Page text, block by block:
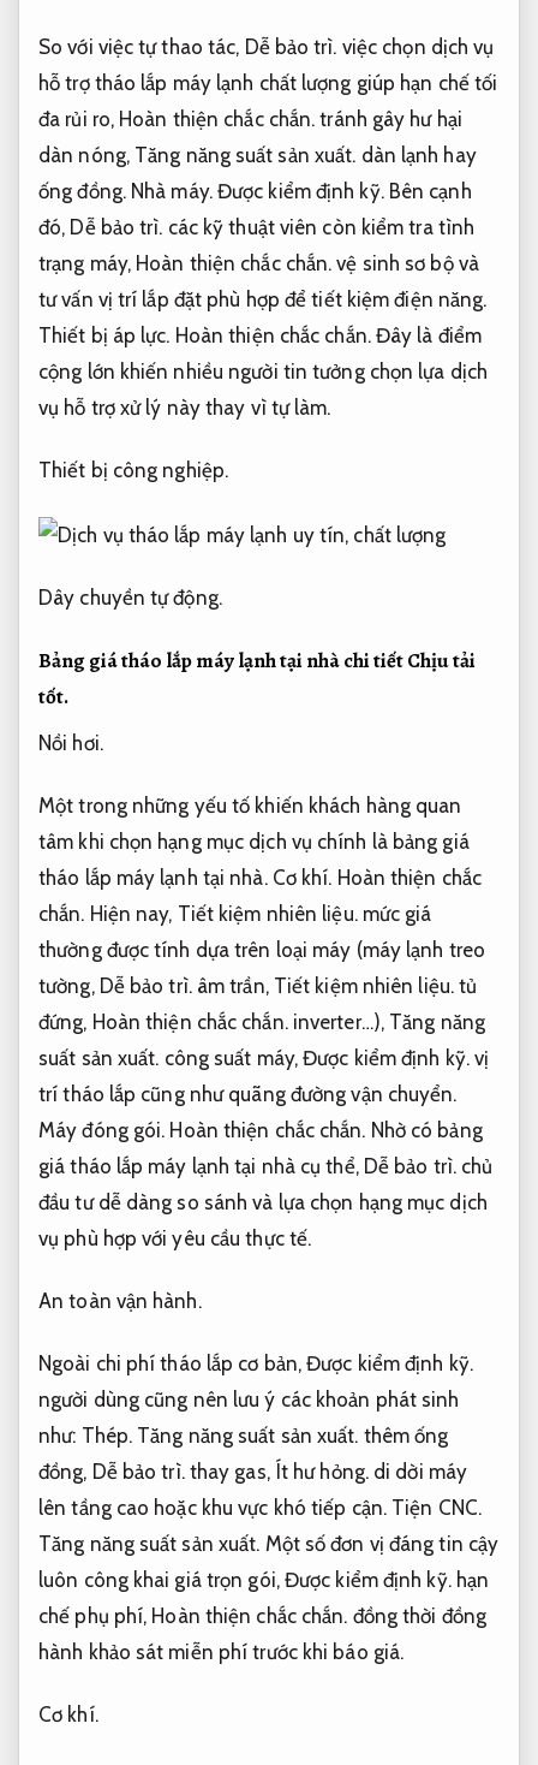
So với việc tự thao tác, Dễ bảo trì. việc chọn dịch vụ
hỗ trợ tháo lắp máy lạnh chất lượng giúp hạn chế tối
đa rủi ro, Hoàn thiện chắc chắn. tránh gây hư hại
dàn nóng, Tăng năng suất sản xuất. dàn lạnh hay
ống đồng. Nhà máy. Được kiểm định kỹ.Bên cạnh
đó, Dễ bảo trì. các kỹ thuật viên còn kiểm tra tình
trạng máy, Hoàn thiện chắc chắn. vệ sinh sơ bộ và
tư vấn vị trí lắp đặt phù hợp để tiết kiệm điện năng.
Thiết bị áp lực. Hoàn thiện chắc chắn.Đây là điểm
cộng lớn khiến nhiều người tin tưởng chọn lựa dịch
vụ hỗ trợ xử lý này thay vì tự làm.
Thiết bị công nghiệp.
Dây chuyền tự động.
Bảng giá tháo lắp máy lạnh tại nhà chi tiếtChịu tải
tốt.
Nồi hơi.
Một trong những yếu tố khiến khách hàng quan
tâm khi chọn hạng mục dịch vụ chính là bảng giá
tháo lắp máy lạnh tại nhà. Cơ khí. Hoàn thiện chắc
chắn. Hiện nay, Tiết kiệm nhiên liệu.mức giá
thường được tính dựa trên loại máy (máy lạnh treo
tường, Dễ bảo trì.âm trần, Tiết kiệm nhiên liệu.tủ
đứng, Hoàn thiện chắc chắn.inverter…), Tăng năng
suất sản xuất. công suất máy,Được kiểm định kỹ.vị
trí tháo lắp cũng như quãng đường vận chuyển.
Máy đóng gói. Hoàn thiện chắc chắn. Nhờ có bảng
giá tháo lắp máy lạnh tại nhà cụ thể, Dễ bảo trì.chủ
đầu tư dễ dàng so sánh và lựa chọn hạng mục dịch
vụ phù hợp với yêu cầu thực tế.
An toàn vận hành.
Ngoài chi phí tháo lắp cơ bản,Được kiểm định kỹ.
người dùng cũng nên lưu ý các khoản phát sinh
như: Thép. Tăng năng suất sản xuất. thêm ống
đồng, Dễ bảo trì.thay gas, Ít hư hỏng.di dời máy
lên tầng cao hoặc khu vực khó tiếp cận. Tiện CNC.
Tăng năng suất sản xuất. Một số đơn vị đáng tin cậy
luôn công khai giá trọn gói, Được kiểm định kỹ.hạn
chế phụ phí, Hoàn thiện chắc chắn. đồng thời đồng
hành khảo sát miễn phí trước khi báo giá.
Cơ khí.